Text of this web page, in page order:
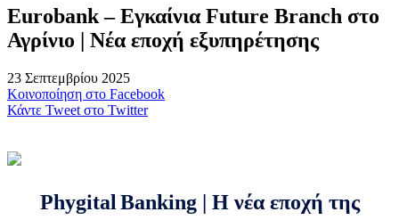
Eurobank – Εγκαίνια Future Branch στο
Αγρίνιο | Νέα εποχή εξυπηρέτησης
23 Σεπτεμβρίου 2025
Κοινοποίηση στο Facebook
Κάντε Tweet στο Twitter
Phygital Banking| Η νέα εποχή της